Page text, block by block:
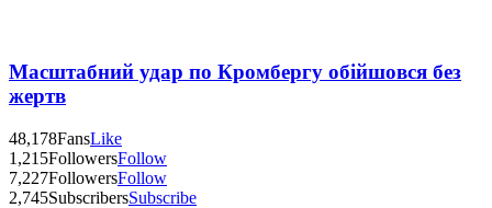
Масштабний удар по Кромбергу обійшовся без
жертв
48,178FansLike
1,215FollowersFollow
7,227FollowersFollow
2,745SubscribersSubscribe